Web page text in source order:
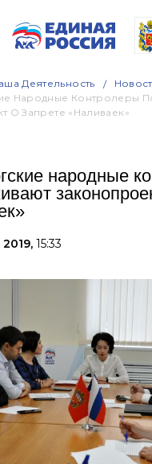
Деятельность
Народные Контролеры
О Запрете «наливаек»
народные
15:33